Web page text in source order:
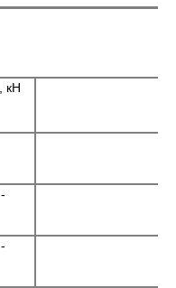
, кН
-
-